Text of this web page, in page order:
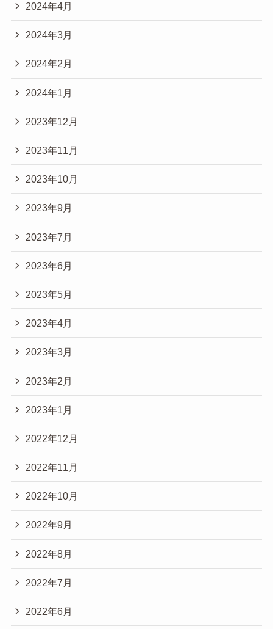
2024年4月
2024年3月
2024年2月
2024年1月
2023年12月
2023年11月
2023年10月
2023年9月
2023年7月
2023年6月
2023年5月
2023年4月
2023年3月
2023年2月
2023年1月
2022年12月
2022年11月
2022年10月
2022年9月
2022年8月
2022年7月
2022年6月